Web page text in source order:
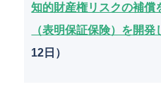
知的財産権リスクの補償
（表明保証保険）を開発
12日）